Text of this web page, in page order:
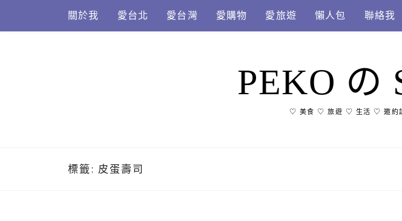
content
關於我 愛台北 愛台灣 愛購物 愛旅遊 懶人包 聯絡我
PEKO の
♡ 美食 ♡ 旅遊 ♡ 生活 ♡ 邀約
標籤: 皮蛋壽司